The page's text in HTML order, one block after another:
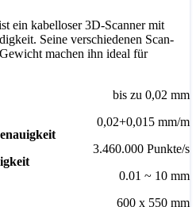
ein kabelloser 3D-Scanner mit
Seine verschiedenen Scan-
machen ihn ideal für
bis zu 0,02 mm
0,02+0,015 mm/m
3.460.000 Punkte/s
0.01 ~ 10 mm
600 x 550 mm